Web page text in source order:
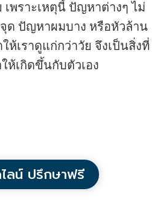
เพราะเหตุนี้ ปัญหาต่างๆ ไม่
จุด ปัญหาผมบาง หรือหัวล้าน
ห้เราดูแก่กว่าวัย จึงเป็นสิ่งที่
ห้เกิดขึ้นกับตัวเอง
ลน์ ปรึกษาฟรี